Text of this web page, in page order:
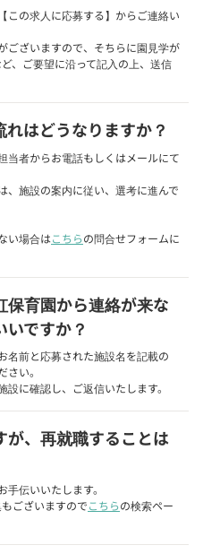
この求人に応募する】からご連絡い
ございますので、そちらに園見学が
、ご要望に沿って記入の上、送信
はどうなりますか？
当者からお電話もしくはメールにて
、施設の案内に従い、選考に進んで
い場合はこちらの問合せフォームに
育園から連絡が来な
ですか？
名前と応募された施設名を記載の
い。
に確認し、ご返信いたします。
が、再就職することは
伝いいたします。
ございますのでこちらの検索ペー